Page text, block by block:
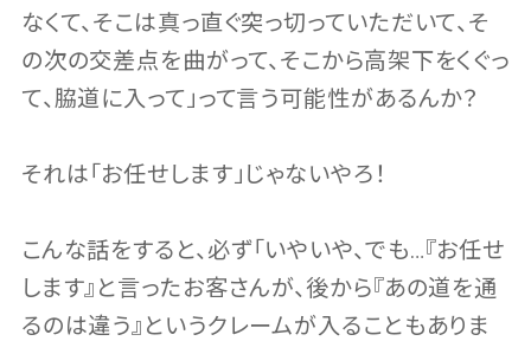
なくて、そこは真っ直ぐ突っ切っていただいて、そ
の次の交差点を曲がって、そこから高架下をくぐっ
て、脇道に入って」って言う可能性があるんか？
それは「お任せします」じゃないやろ！
こんな話をすると、必ず「いやいや、でも…『お任せ
します』と言ったお客さんが、後から『あの道を通
るのは違う』というクレームが入ることもありま